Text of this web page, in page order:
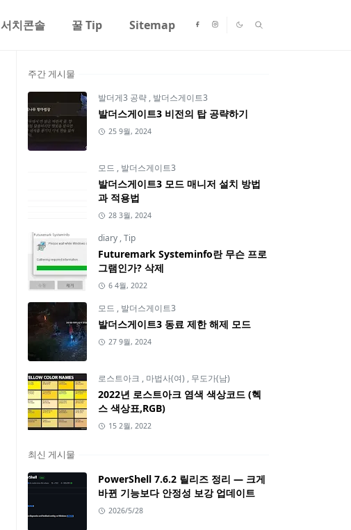
서치콘솔 꿀 Tip Sitemap
주간 게시물
발더게3 공략 , 발더스게이트3
발더스게이트3 비전의 탑 공략하기
25 9월, 2024
모드 , 발더스게이트3
발더스게이트3 모드 매니저 설치 방법
과 적용법
28 3월, 2024
diary ,Tip
Futuremark Systeminfo란 무슨 프로
그램인가? 삭제
6 4월, 2022
모드 , 발더스게이트3
발더스게이트3 동료 제한 해제 모드
27 9월, 2024
로스트아크 , 마법사(여) , 무도가(남)
2022년 로스트아크 염색 색상코드 (헥
스 색상표,RGB)
15 2월, 2022
최신 게시물
PowerShell 7.6.2 릴리즈 정리 — 크게
바뀐 기능보다 안정성 보강 업데이트
2026/5/28